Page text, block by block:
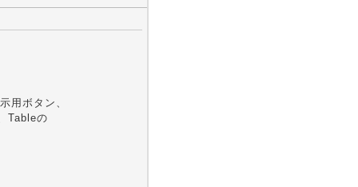
用ボタン、
Tableの